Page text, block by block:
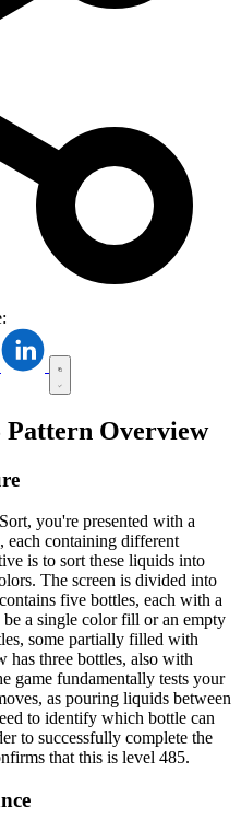
Pattern Overview
you're presented with a
each containing different
is to sort these liquids into
The screen is divided into
five bottles, each with a
a single color fill or an empty
some partially filled with
has three bottles, also with
game fundamentally tests your
as pouring liquids between
to identify which bottle can
to successfully complete the
that this is level 485.